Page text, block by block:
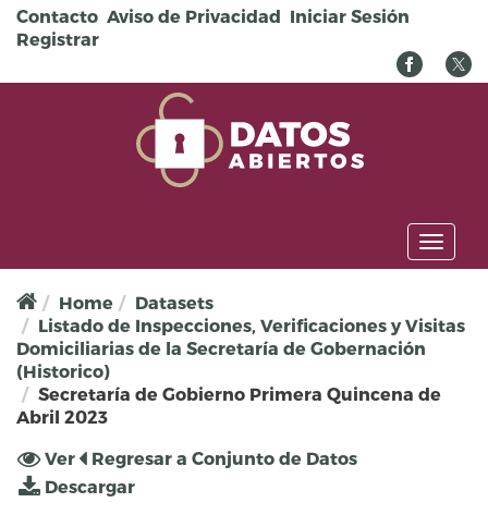
Pasar al contenido principal
Contacto Aviso de Privacidad Iniciar Sesión
Registrar
Toggle
Home
Datasets
Listado de Inspecciones, Verificaciones y Visitas
Domiciliarias de la Secretaría de Gobernación
(Historico)
Secretaría de Gobierno Primera Quincena de
Abril 2023
Solapas principales
Ver (solapa
activa)
Regresar a Conjunto de Datos
Descargar